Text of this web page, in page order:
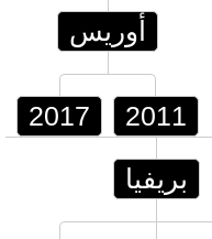
أوريس
2017 2011
بريفيا